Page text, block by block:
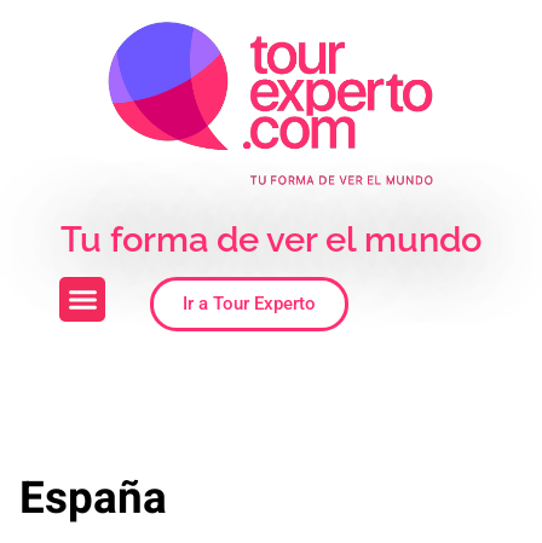
Tu forma de ver el mundo
Ir a Tour Experto
España